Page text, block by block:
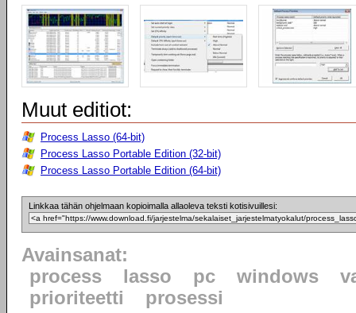
Muut editiot:
Process Lasso (64-bit)
Process Lasso Portable Edition (32-bit)
Process Lasso Portable Edition (64-bit)
Linkkaa tähän ohjelmaan kopioimalla allaoleva teksti kotisivuillesi:
Avainsanat:
process
lasso pc windows
prioriteetti
prosessi